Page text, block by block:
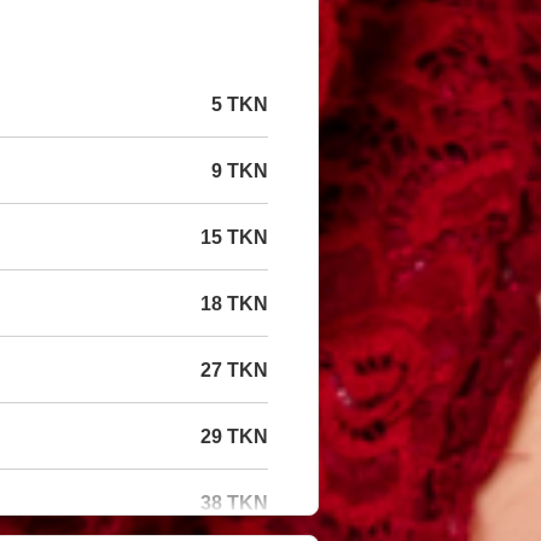
5 TKN
9 TKN
15 TKN
18 TKN
27 TKN
29 TKN
38 TKN